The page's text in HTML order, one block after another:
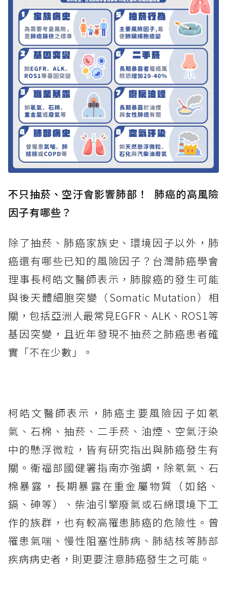
不只抽菸、空汙會影響肺部！ 肺癌的高風險
因子有哪些？
除了抽菸、肺癌家族史、環境因子以外，肺
癌還有哪些已知的風險因子？台灣肺癌學會
理事長柯皓文醫師表示，肺腺癌的發生可能
與後天體細胞突變（Somatic Mutation）相
關，包括亞洲人最常見EGFR、ALK、ROS1等
基因突變，且近年發現不抽菸之肺癌患者確
實「不在少數」。
柯皓文醫師表示，肺癌主要風險因子如氡
氣、石棉、抽菸、二手菸、油煙、空氣汙染
中的懸浮微粒，皆有研究指出與肺癌發生有
關。衛福部國健署指南亦強調，除氡氣、石
棉暴露，長期暴露在重金屬物質（如鉻、
鎘、砷等）、柴油引擎廢氣或石綿環境下工
作的族群，也有較高罹患肺癌的危險性。曾
罹患氣喘、慢性阻塞性肺病、肺結核等肺部
疾病病史者，則更要注意肺癌發生之可能。